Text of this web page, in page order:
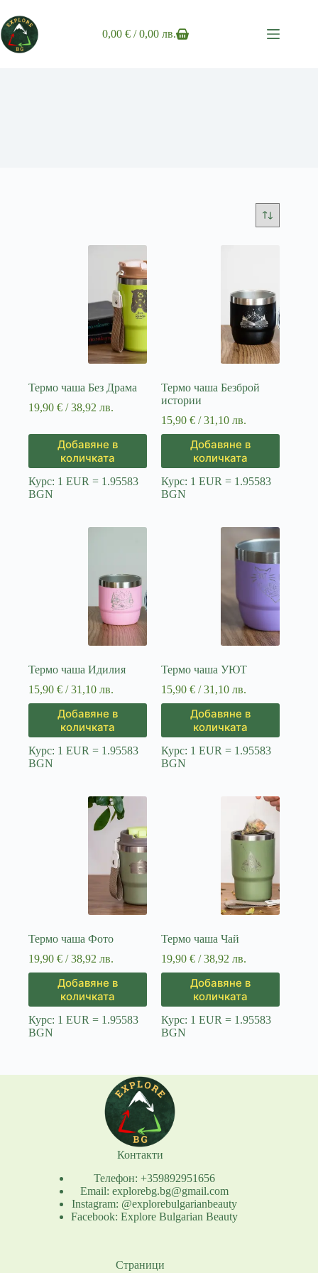
to
content
Shopping
0,00€ / 0,00 лв.
Термо чаша Без Драма
19,90 € / 38,92 лв.
Добавяне в
количката
Курс: 1 EUR = 1.95583
BGN
Термо чаша Безброй
истории
15,90€ / 31,10 лв.
Добавяне в
количката
Курс: 1 EUR = 1.95583
BGN
Термо чаша Идилия
15,90 € / 31,10 лв.
Добавяне в
количката
Курс: 1 EUR = 1.95583
BGN
Термо чаша УЮТ
15,90€ / 31,10 лв.
Добавяне в
количката
Курс: 1 EUR = 1.95583
BGN
Термо чаша Фото
19,90 € / 38,92 лв.
Добавяне в
количката
Курс: 1 EUR = 1.95583
BGN
Термо чаша Чай
19,90€ / 38,92 лв.
Добавяне в
количката
Курс: 1 EUR = 1.95583
BGN
Контакти
Телефон: +359892951656
Email: explorebg.bg@gmail.com
Instagram: @explorebulgarianbeauty
Facebook: Explore Bulgarian Beauty
Страници